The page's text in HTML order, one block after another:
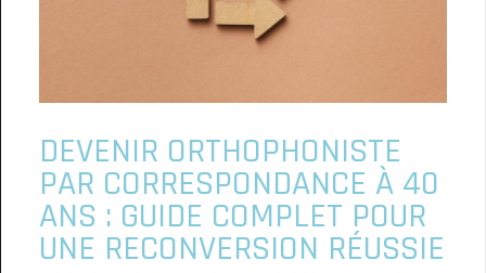
DEVENIR ORTHOPHONISTE
PAR CORRESPONDANCE À 40
ANS : GUIDE COMPLET POUR
UNE RECONVERSION RÉUSSIE